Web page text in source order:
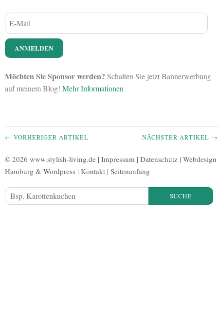
Möchten Sie Sponsor werden? Schalten Sie jetzt Bannerwerbung
auf meinem Blog! Mehr Informationen
← VORHERIGER ARTIKEL NÄCHSTER ARTIKEL →
© 2026 www.stylish-living.de | Impressum | Datenschutz | Webdesign
Hamburg & Wordpress | Kontakt | Seitenanfang
SUCHE